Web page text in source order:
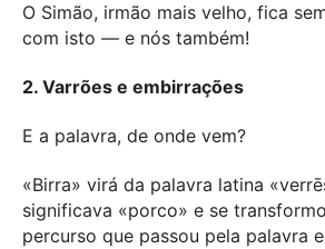
O Simão, irmão mais velho, fica
com isto — e nós também!
2. Varrões e embirrações
E a palavra, de onde vem?
«Birra» virá da palavra latina
significava «porco» e se
percurso que passou pela palavra